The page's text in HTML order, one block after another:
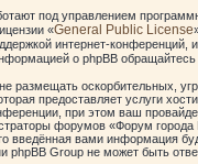
под управлением
«General Public License
интернет-конференций,
о phpBB обращайтесь
размещать оскорбительных,
предоставляет услуги
при этом ваш
форумов «Форум
введённая вами информация
Group не может быть